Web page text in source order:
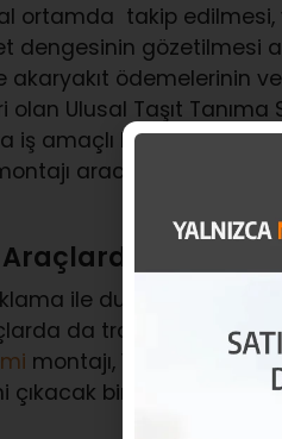
ortamda takip
dengesinin gözetilmesi
akaryakıt ödemelerinin
Ulusal Taşıt
iş amaçlı kullanıma
aracılığı ile
Araçlarda UTTS
ile duyurulan ve
da trafiğe tescil
montajı, 1 Temmuz
çıkacak bireysel